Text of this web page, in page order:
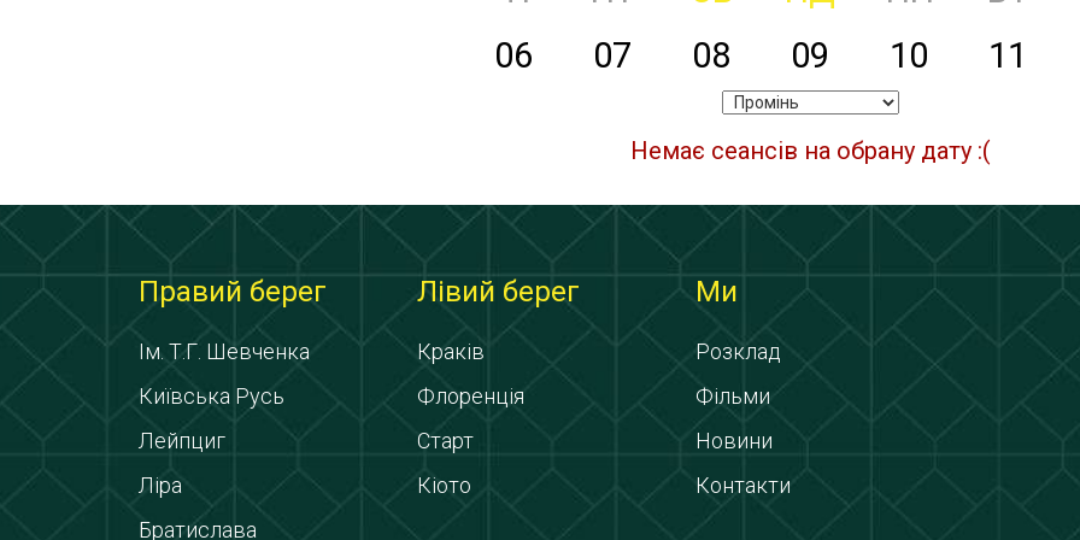
06
07 08 09 10 11
Немає сеансів на обрану дату :(
Правий берег
Ім. Т.Г. Шевченка
Київська Русь
Лейпциг
Ліра
Братислава
Лівий берег
Краків
Флоренція
Старт
Кіото
Ми
Розклад
Фільми
Новини
Контакти